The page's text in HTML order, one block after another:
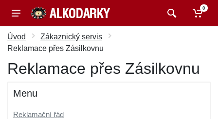
0
Úvod
Zákaznický servis
Reklamace přes Zásilkovnu
Reklamace přes Zásilkovnu
Menu
Reklamační řád